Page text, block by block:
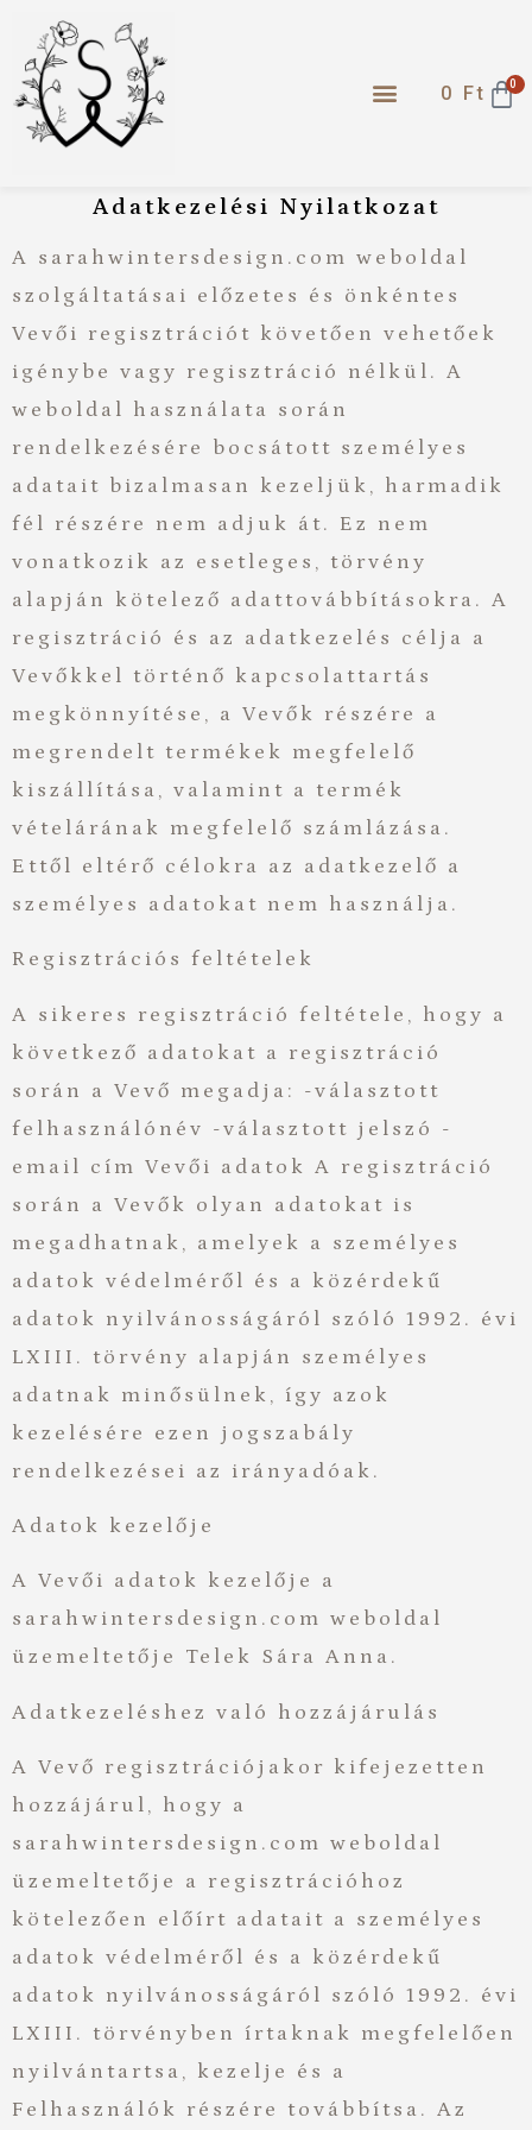
0 Ft 0
Adatkezelési Nyilatkozat
A sarahwintersdesign.com weboldal
szolgáltatásai előzetes és önkéntes
Vevői regisztrációt követően vehetőek
igénybe vagy regisztráció nélkül. A
weboldal használata során
rendelkezésére bocsátott személyes
adatait bizalmasan kezeljük, harmadik
fél részére nem adjuk át. Ez nem
vonatkozik az esetleges, törvény
alapján kötelező adattovábbításokra. A
regisztráció és az adatkezelés célja a
Vevőkkel történő kapcsolattartás
megkönnyítése, a Vevők részére a
megrendelt termékek megfelelő
kiszállítása, valamint a termék
vételárának megfelelő számlázása.
Ettől eltérő célokra az adatkezelő a
személyes adatokat nem használja.
Regisztrációs feltételek
A sikeres regisztráció feltétele, hogy a
következő adatokat a regisztráció
során a Vevő megadja: -választott
felhasználónév -választott jelszó -
email cím Vevői adatok A regisztráció
során a Vevők olyan adatokat is
megadhatnak, amelyek a személyes
adatok védelméről és a közérdekű
adatok nyilvánosságáról szóló 1992. évi
LXIII. törvény alapján személyes
adatnak minősülnek, így azok
kezelésére ezen jogszabály
rendelkezései az irányadóak.
Adatok kezelője
A Vevői adatok kezelője a
sarahwintersdesign.com weboldal
üzemeltetője Telek Sára Anna.
Adatkezeléshez való hozzájárulás
A Vevő regisztrációjakor kifejezetten
hozzájárul, hogy a
sarahwintersdesign.com weboldal
üzemeltetője a regisztrációhoz
kötelezően előírt adatait a személyes
adatok védelméről és a közérdekű
adatok nyilvánosságáról szóló 1992. évi
LXIII. törvényben írtaknak megfelelően
nyilvántartsa, kezelje és a
Felhasználók részére továbbítsa. Az